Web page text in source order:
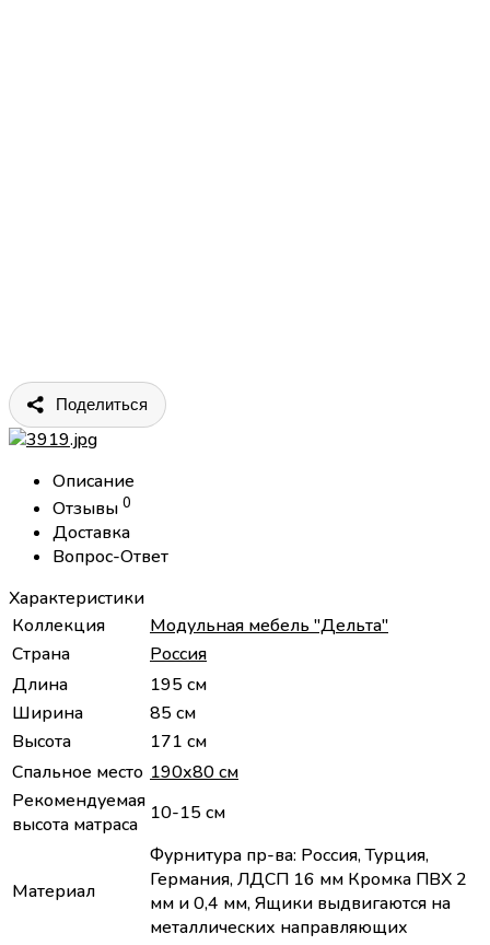
Поделиться
Описание
Отзывы 0
Доставка
Вопрос-Ответ
Характеристики
Коллекция
Модульная мебель "Дельта"
Страна
Россия
Длина
195 см
Ширина
85 см
Высота
171 cм
Спальное место 190х80 см
Рекомендуемая
высота матраса 10-15 см
Материал
Фурнитура пр-ва: Россия, Турция,
Германия, ЛДСП 16 мм Кромка ПВХ 2
мм и 0,4 мм, Ящики выдвигаются на
металлических направляющих